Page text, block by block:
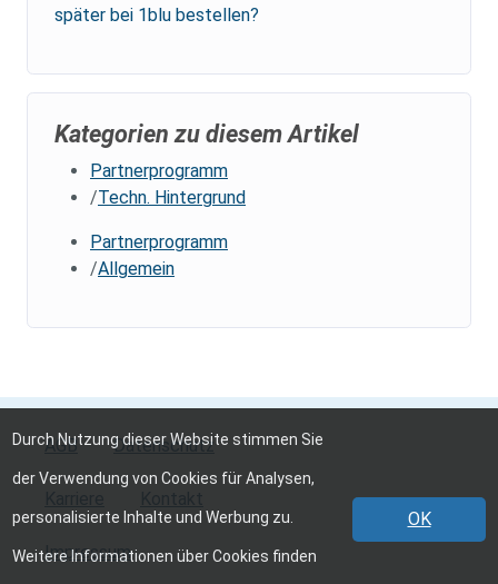
später bei 1blu bestellen?
Kategorien zu diesem Artikel
Partnerprogramm
Techn. Hintergrund
Partnerprogramm
Allgemein
AGB Datenschutz
Impressum
Durch Nutzung dieser Website stimmen Sie
der Verwendung von Cookies für Analysen,
personalisierte Inhalte und Werbung zu.
Weitere Informationen über Cookies finden
OK